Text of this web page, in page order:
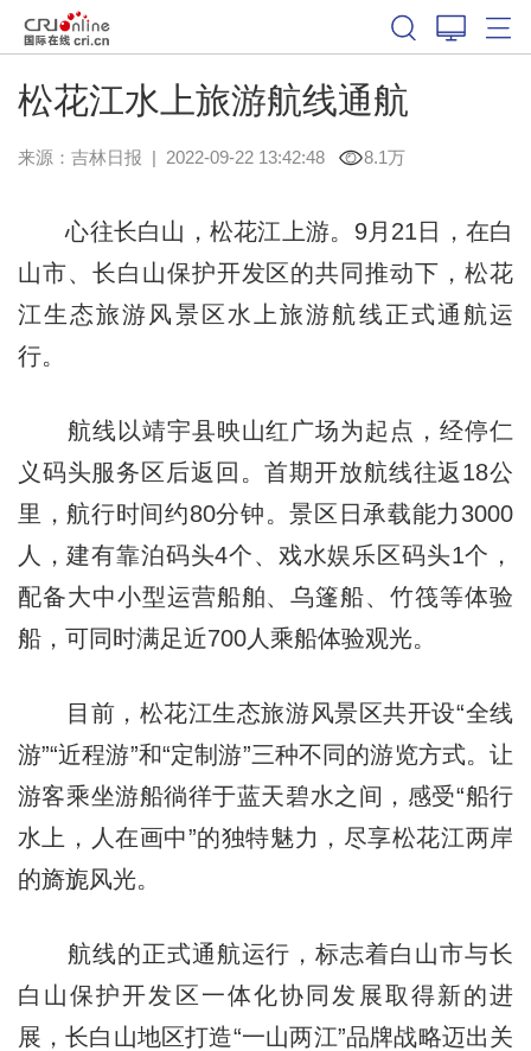
松花江水上旅游航线通航
来源： 吉林日报 | 2022-09-22 13:42:48 8.1万
心往长白山，松花江上游。9月21日，在白
山市、长白山保护开发区的共同推动下，松花
江生态旅游风景区水上旅游航线正式通航运
行。
航线以靖宇县映山红广场为起点，经停仁
义码头服务区后返回。首期开放航线往返18公
里，航行时间约80分钟。景区日承载能力3000
人，建有靠泊码头4个、戏水娱乐区码头1个，
配备大中小型运营船舶、乌篷船、竹筏等体验
船，可同时满足近700人乘船体验观光。
目前，松花江生态旅游风景区共开设“全线
游”“近程游”和“定制游”三种不同的游览方式。让
游客乘坐游船徜徉于蓝天碧水之间，感受“船行
水上，人在画中”的独特魅力，尽享松花江两岸
的旖旎风光。
航线的正式通航运行，标志着白山市与长
白山保护开发区一体化协同发展取得新的进
展，长白山地区打造“一山两江”品牌战略迈出关